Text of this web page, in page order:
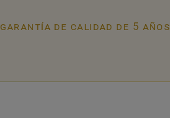
garantía de calidad de 5 años